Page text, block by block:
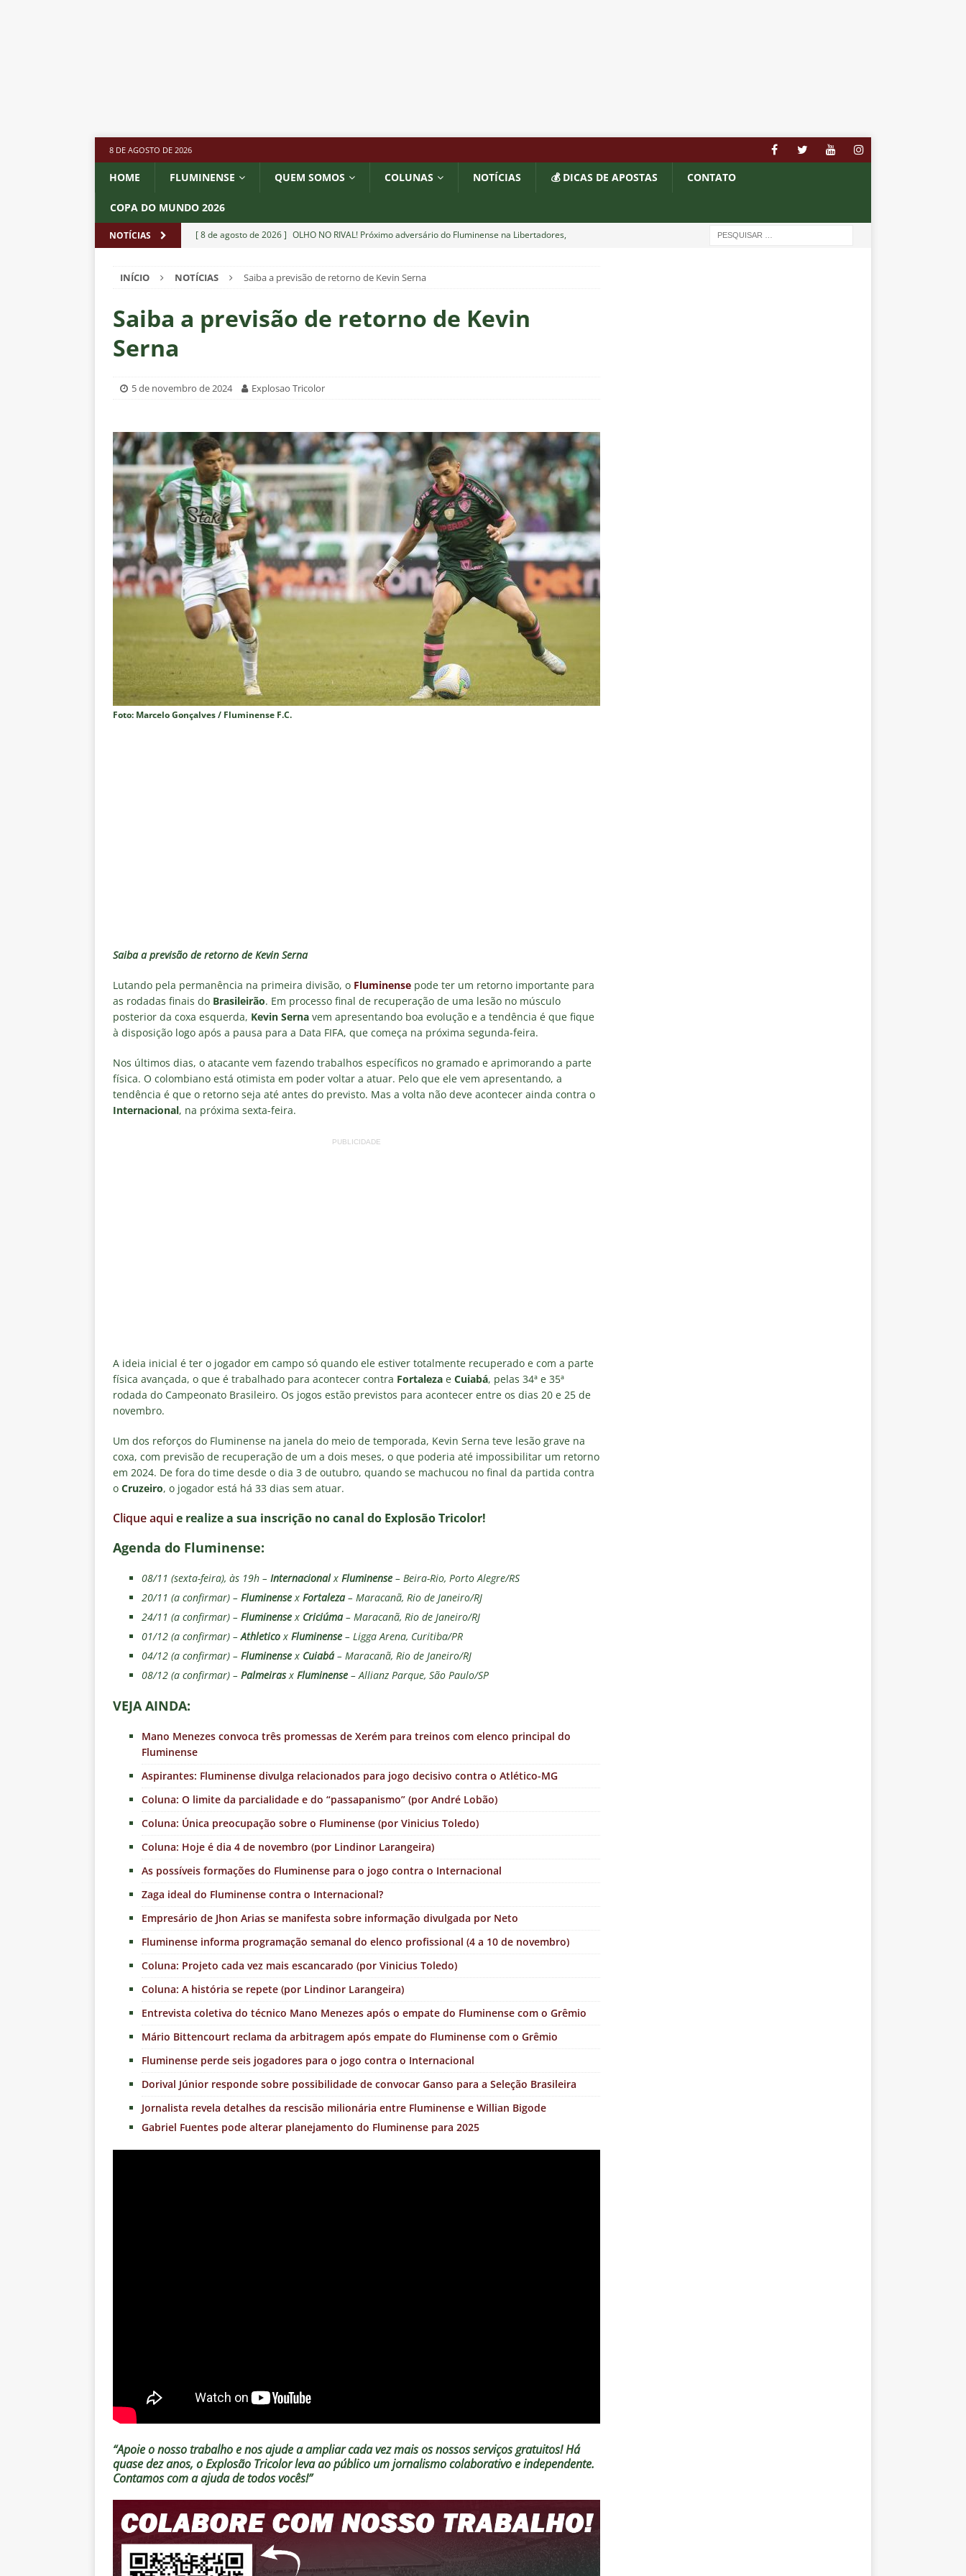
8 DE AGOSTO DE 2026
HOME FLUMINENSE QUEM SOMOS COLUNAS NOTÍCIAS 💰 DICAS DE APOSTAS CONTATO
COPA DO MUNDO 2026
NOTÍCIAS [ 8 de agosto de 2026 ] OLHO NO RIVAL! Próximo adversário do Fluminense na Libertadores,
[ 7 de agosto de 2026 ] REFORÇO? Fluminense apresenta proposta por atacante do Sport
[ 7 de agosto de 2026 ]
[ 7 de agosto de 2026 ] Conmebol divulga escala de arbitragem para Fluminense x Independiente
Rivadavia
NOTÍCIAS
[ 7 de agosto de 2026 ] Urgente: Fluminense revela resultados dos exames de John Kennedy
NOTÍCIAS
[ 7 de agosto de 2026 ] Rivadavia anuncia reforço de peso para enfrentar o Fluminense na
Libertadores
NOTÍCIAS
[ 7 de agosto de 2026 ]
Fluminense x Botafogo pelo Brasileirão Feminino é adiado; saiba o motivo
NOTÍCIAS
[ 7 de agosto de 2026 ]
Fluminense deve ter pelo menos cinco desfalques contra o Botafogo
[ 7 de agosto de 2026 ]
⚠️ EDITORIAL: Fracasso do Fluminense é “projeto” para empurrar a SAF,
dispara Vinicius Toledo
COLUNAS
sobre a “decomposição” das Torcidas Organizadas e cooptação pela gestão
NOTÍCIAS
[ 7 de agosto de 2026 ] Brasileirão 2026: CBF divulga arbitragem para Botafogo x Fluminense
NOTÍCIAS
[ 7 de agosto de 2026 ] Ex-Fluminense, Fabinho toma decisão após saída do Al-Ittihad
NOTÍCIAS
[ 7 de agosto de 2026 ] Gigantes da Premier League disputam Kauã Elias: joia revelada pelo
Fluminense é avaliada em R$ 218 milhões e Tricolor mantém porcentagem
INÍCIO NOTÍCIAS Saiba a previsão de retorno de Kevin Serna
Saiba a previsão de retorno de Kevin
Serna
5 de novembro de 2024 Explosao Tricolor
Foto: Marcelo Gonçalves / Fluminense F.C.
Saiba a previsão de retorno de Kevin Serna
Lutando pela permanência na primeira divisão, o Fluminense pode ter um retorno importante para
as rodadas finais do Brasileirão. Em processo final de recuperação de uma lesão no músculo
posterior da coxa esquerda, Kevin Serna vem apresentando boa evolução e a tendência é que fique
à disposição logo após a pausa para a Data FIFA, que começa na próxima segunda-feira.
Nos últimos dias, o atacante vem fazendo trabalhos específicos no gramado e aprimorando a parte
física. O colombiano está otimista em poder voltar a atuar. Pelo que ele vem apresentando, a
tendência é que o retorno seja até antes do previsto. Mas a volta não deve acontecer ainda contra o
Internacional, na próxima sexta-feira.
PUBLICIDADE
A ideia inicial é ter o jogador em campo só quando ele estiver totalmente recuperado e com a parte
física avançada, o que é trabalhado para acontecer contra Fortaleza e Cuiabá, pelas 34ª e 35ª
rodada do Campeonato Brasileiro. Os jogos estão previstos para acontecer entre os dias 20 e 25 de
novembro.
Um dos reforços do Fluminense na janela do meio de temporada, Kevin Serna teve lesão grave na
coxa, com previsão de recuperação de um a dois meses, o que poderia até impossibilitar um retorno
em 2024. De fora do time desde o dia 3 de outubro, quando se machucou no final da partida contra
o Cruzeiro, o jogador está há 33 dias sem atuar.
Clique aquie realize a sua inscrição no canal do Explosão Tricolor!
Agenda do Fluminense:
08/11 (sexta-feira), às 19h – Internacionalx Fluminense – Beira-Rio, Porto Alegre/RS
20/11 (a confirmar) – Fluminensex Fortaleza– Maracanã, Rio de Janeiro/RJ
24/11 (a confirmar) – Fluminensex Criciúma– Maracanã, Rio de Janeiro/RJ
01/12 (a confirmar) –Athleticox Fluminense – Ligga Arena, Curitiba/PR
04/12 (a confirmar) – Fluminensex Cuiabá– Maracanã, Rio de Janeiro/RJ
08/12 (a confirmar) – Palmeirasx Fluminense – Allianz Parque, São Paulo/SP
VEJA AINDA:
Mano Menezes convoca três promessas de Xerém para treinos com elenco principal do
Fluminense
Aspirantes: Fluminense divulga relacionados para jogo decisivo contra o Atlético-MG
Coluna: O limite da parcialidade e do “passapanismo” (por André Lobão)
Coluna: Única preocupação sobre o Fluminense (por Vinicius Toledo)
Coluna: Hoje é dia 4 de novembro (por Lindinor Larangeira)
As possíveis formações do Fluminense para o jogo contra o Internacional
Zaga ideal do Fluminense contra o Internacional?
Empresário de Jhon Arias se manifesta sobre informação divulgada por Neto
Fluminense informa programação semanal do elenco profissional (4 a 10 de novembro)
Coluna: Projeto cada vez mais escancarado (por Vinicius Toledo)
Coluna: A história se repete (por Lindinor Larangeira)
Entrevista coletiva do técnico Mano Menezes após o empate do Fluminense com o Grêmio
Mário Bittencourt reclama da arbitragem após empate do Fluminense com o Grêmio
Fluminense perde seis jogadores para o jogo contra o Internacional
Dorival Júnior responde sobre possibilidade de convocar Ganso para a Seleção Brasileira
Jornalista revela detalhes da rescisão milionária entre Fluminense e Willian Bigode
Gabriel Fuentes pode alterar planejamento do Fluminense para 2025
“Apoie o nosso trabalho e nos ajude a ampliar cada vez mais os nossos serviços gratuitos!Há
quase dez anos, o Explosão Tricolor leva ao público um jornalismo colaborativo e independente.
Contamos com a ajuda de todos vocês!”